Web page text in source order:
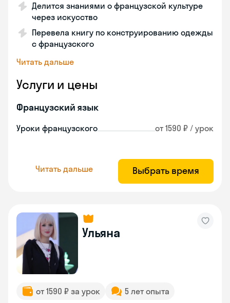
Делится знаниями о французской культуре
через искусство
Перевела книгу по конструированию одежды
с французского
Читать дальше
Услуги и цены
Французский язык
Уроки французского от 1590 ₽ / урок
Читать дальше Выбрать время
Ульяна
от 1590 ₽ за урок 5 лет опыта